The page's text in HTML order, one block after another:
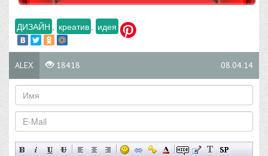
ДИЗАЙН , креатив , идея
ALEX 18418 08.04.14